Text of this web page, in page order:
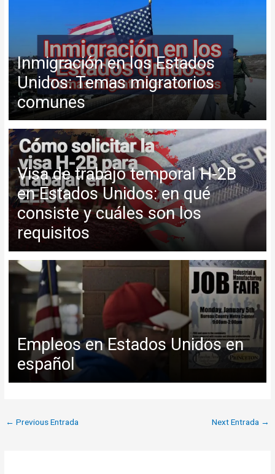
Inmigración en los Estados
Unidos: Temas migratorios
comunes
Visa de trabajo temporal H-2B
en Estados Unidos: en qué
consiste y cuáles son los
requisitos
Empleos en Estados Unidos en
español
← Previous Entrada Next Entrada →